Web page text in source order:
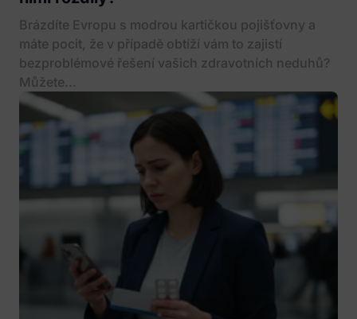
Brázdíte Evropu s modrou kartičkou pojišťovny a
máte pocit, že v případě obtíží vám to zajistí
bezproblémové řešení vašich zdravotních neduhů?
Můžete...